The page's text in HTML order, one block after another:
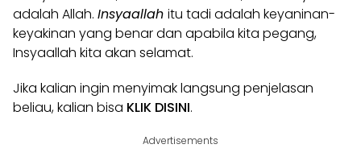
adalah Allah. Insyaallah itu tadi adalah keyaninan-
keyakinan yang benar dan apabila kita pegang,
Insyaallah kita akan selamat.
Jika kalian ingin menyimak langsung penjelasan
beliau, kalian bisa KLIK DISINI.
Advertisements